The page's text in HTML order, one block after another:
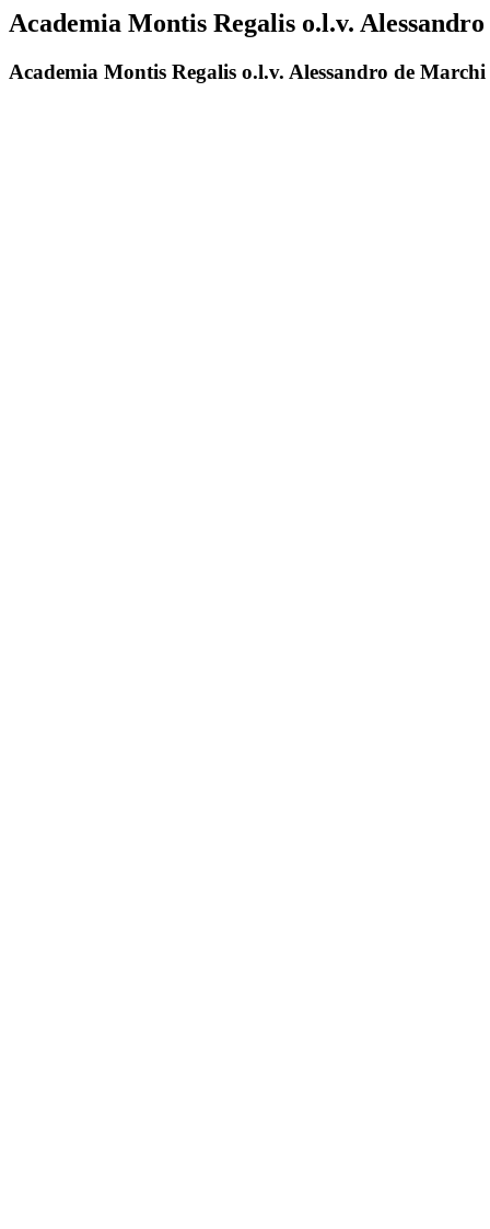
Academia Montis Regalis o.l.v.
Academia Montis Regalis o.l.v. Alessandro de